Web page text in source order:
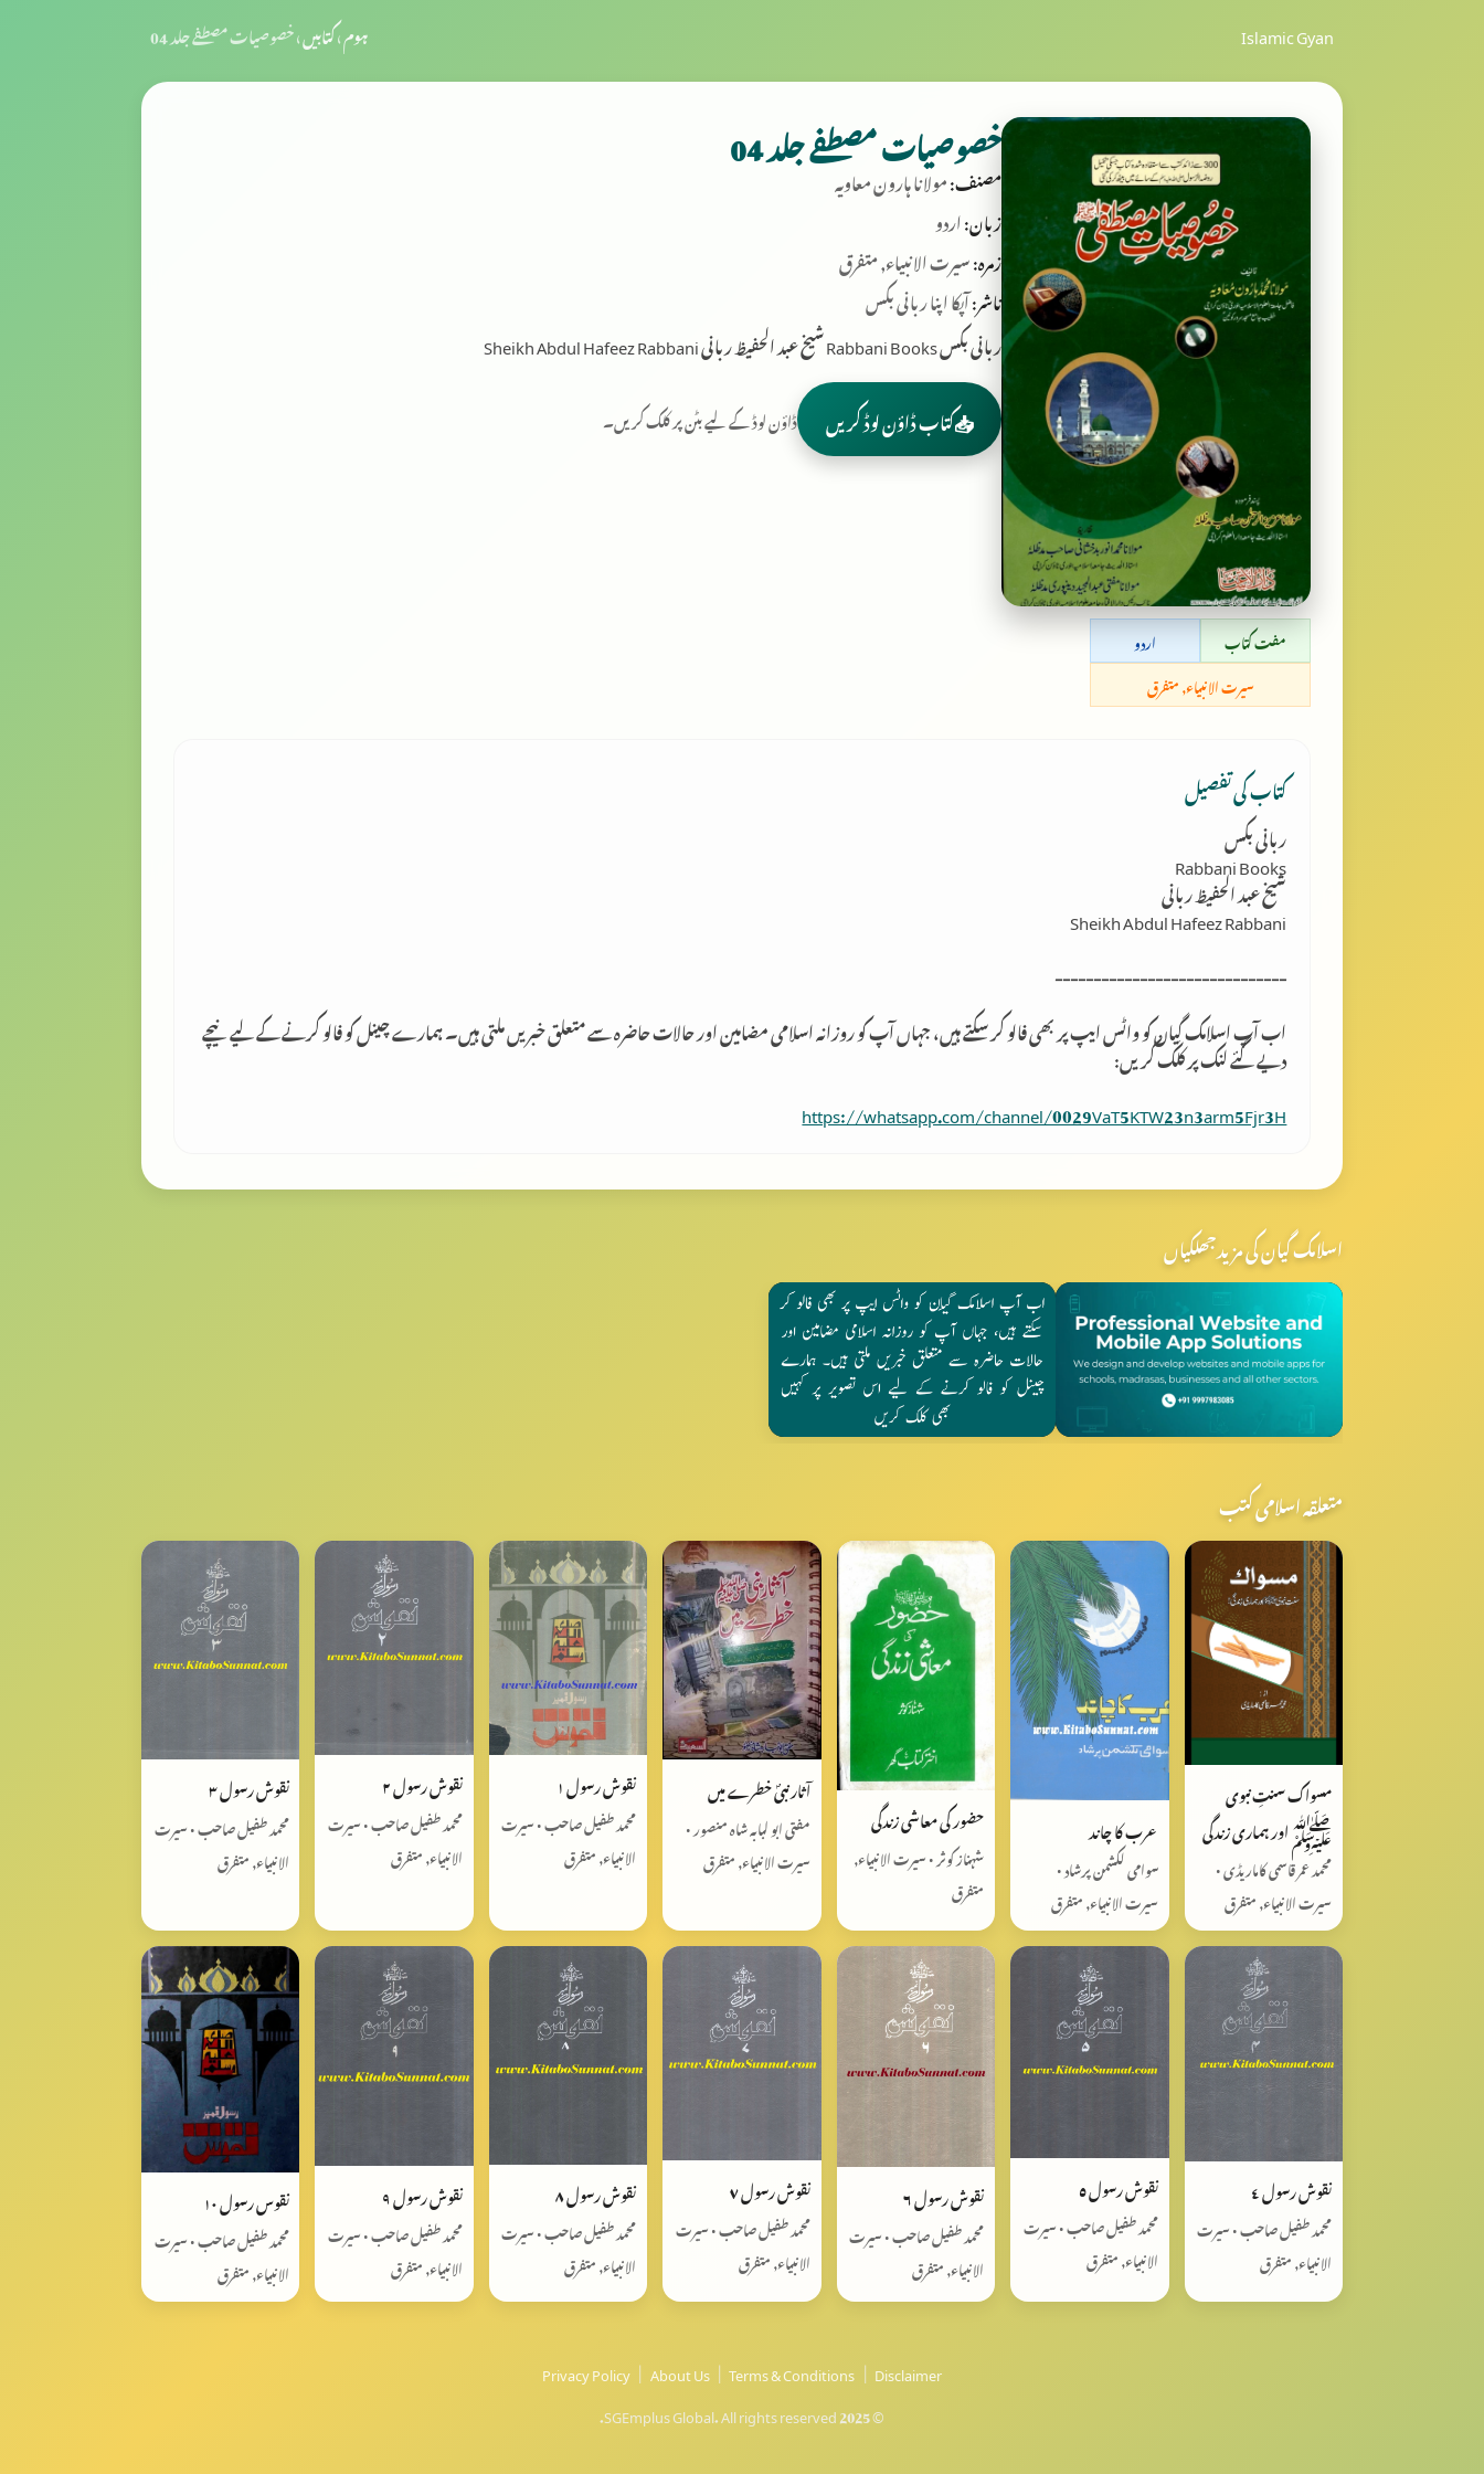
Islamic Gyan ہوم›کتابیں›خصوصیات مصطفے جلد 04
مفت کتاب
اردو
سیرت الانبیاء, متفرق
خصوصیات مصطفے جلد 04
مصنف:مولانا ہارون معاویہ
زبان:اردو
زمرہ:سیرت الانبیاء, متفرق
ناشر:آپکا اپنا ربانی بکس
ربانی بکس Rabbani Books شیخ عبد الحفیظ ربانی Sheikh Abdul Hafeez Rabbani
📥کتاب ڈاؤن لوڈ کریں ڈاؤن لوڈ کے لیے بٹن پر کلک کریں۔
کتاب کی تفصیل
ربانی بکس
Rabbani Books
شیخ عبد الحفیظ ربانی
Sheikh Abdul Hafeez Rabbani
------------------------------
اب آپ اسلامک گِیان کو واٹس ایپ پر بھی فالو کر سکتے ہیں، جہاں آپ کو روزانہ اسلامی مضامین اور حالات حاضرہ سے متعلق خبریں ملتی ہیں۔ ہمارے چینل کو فالو کرنے کے لیے نیچے
دیے گئے لنک پر کلک کریں:
https://whatsapp.com/channel/0029VaT5KTW23n3arm5Fjr3H
اسلامک گیان کی مزید جھلکیاں
متعلقہ اسلامی کتب
مسواک سنتِ نبوی
ﷺ اور ہماری زندگی
محمد عمر قاسمی کاماریڈی •
سیرت الانبیاء, متفرق
عرب کا چاند
سوامی لکشمن پرشاد •
سیرت الانبیاء, متفرق
حضور کی معاشی زندگی
شہناز کوثر • سیرت الانبیاء,
متفرق
آثار نبیؐ خطرے میں
مفتی ابو لبابہ شاہ منصور •
سیرت الانبیاء, متفرق
نقوش رسول ١
محمد طفیل صاحب • سیرت
الانبیاء, متفرق
نقوش رسول ٢
محمد طفیل صاحب • سیرت
الانبیاء, متفرق
نقوش رسول ٣
محمد طفیل صاحب • سیرت
الانبیاء, متفرق
نقوش رسول ٤
محمد طفیل صاحب • سیرت
الانبیاء, متفرق
نقوش رسول ٥
محمد طفیل صاحب • سیرت
الانبیاء, متفرق
نقوش رسول ٦
محمد طفیل صاحب • سیرت
الانبیاء, متفرق
نقوش رسول ٧
محمد طفیل صاحب • سیرت
الانبیاء, متفرق
نقوش رسول ٨
محمد طفیل صاحب • سیرت
الانبیاء, متفرق
نقوش رسول ٩
محمد طفیل صاحب • سیرت
الانبیاء, متفرق
نقوس رسول ١٠
محمد طفیل صاحب • سیرت
الانبیاء, متفرق
Privacy Policy | About Us | Terms & Conditions | Disclaimer
© 2025 SGEmplus Global. All rights reserved.